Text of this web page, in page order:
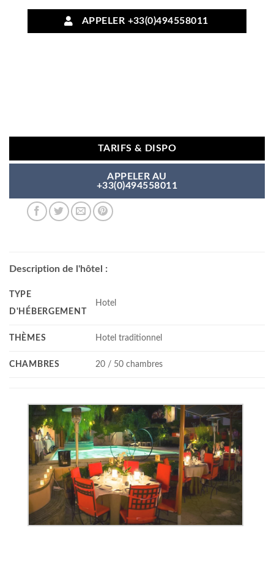
APPELER +33(0)494558011
TARIFS & DISPO
APPELER AU
+33(0)494558011
Description de l'hôtel :
TYPE
D'HÉBERGEMENT
Hotel
THÈMES Hotel traditionnel
CHAMBRES 20 / 50 chambres